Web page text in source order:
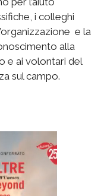
i colleghi
e la
alla
e ai volontari del
sul campo.